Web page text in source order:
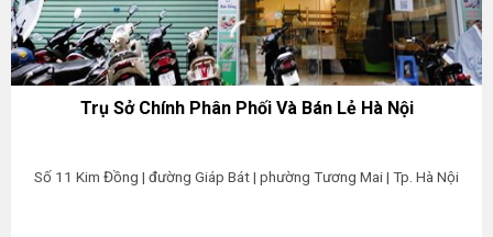
Trụ Sở Chính Phân Phối Và Bán Lẻ Hà Nội
Số 11 Kim Đồng | đường Giáp Bát | phường Tương Mai | Tp. Hà Nội